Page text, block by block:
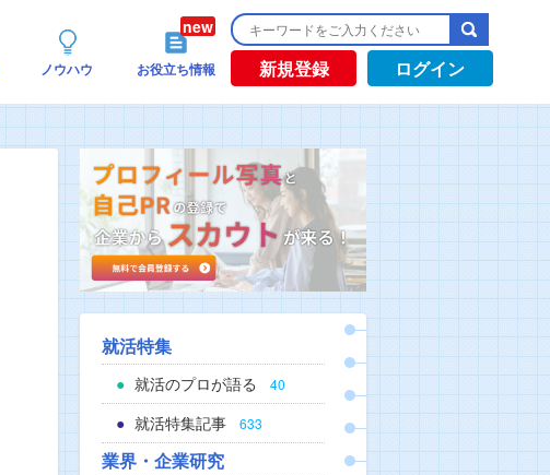
ノウハウ お役立ち情報 新規登録 ログイン
就活特集
就活のプロが語る 40
就活特集記事 633
業界・企業研究